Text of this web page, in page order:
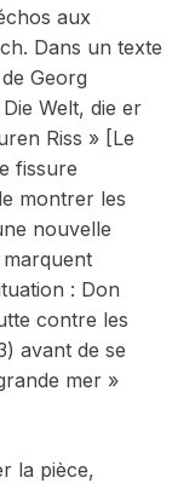
aux
Dans un texte
de Georg
Die Welt, die er
Riss » [Le
fissure
montrer les
nouvelle
: Don
contre les
avant de se
mer »
la pièce,